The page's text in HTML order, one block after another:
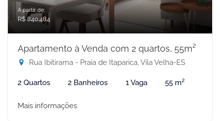
A partir de:
R$ 840.484
Apartamento à Venda com 2 quartos, 55m²
Rua Ibitirama - Praia de Itaparica, Vila Velha-ES
2 Quartos 2 Banheiros 1 Vaga 55 m²
Mais informações